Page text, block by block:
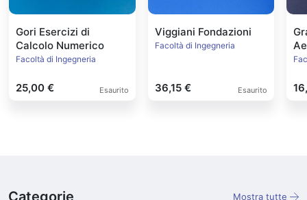
Gori Esercizi di
Calcolo Numerico
Facoltà di Ingegneria
25,00 € Esaurito
Viggiani Fondazioni
Facoltà di Ingegneria
36,15 € Esaurito
Categorie Mostra tutte